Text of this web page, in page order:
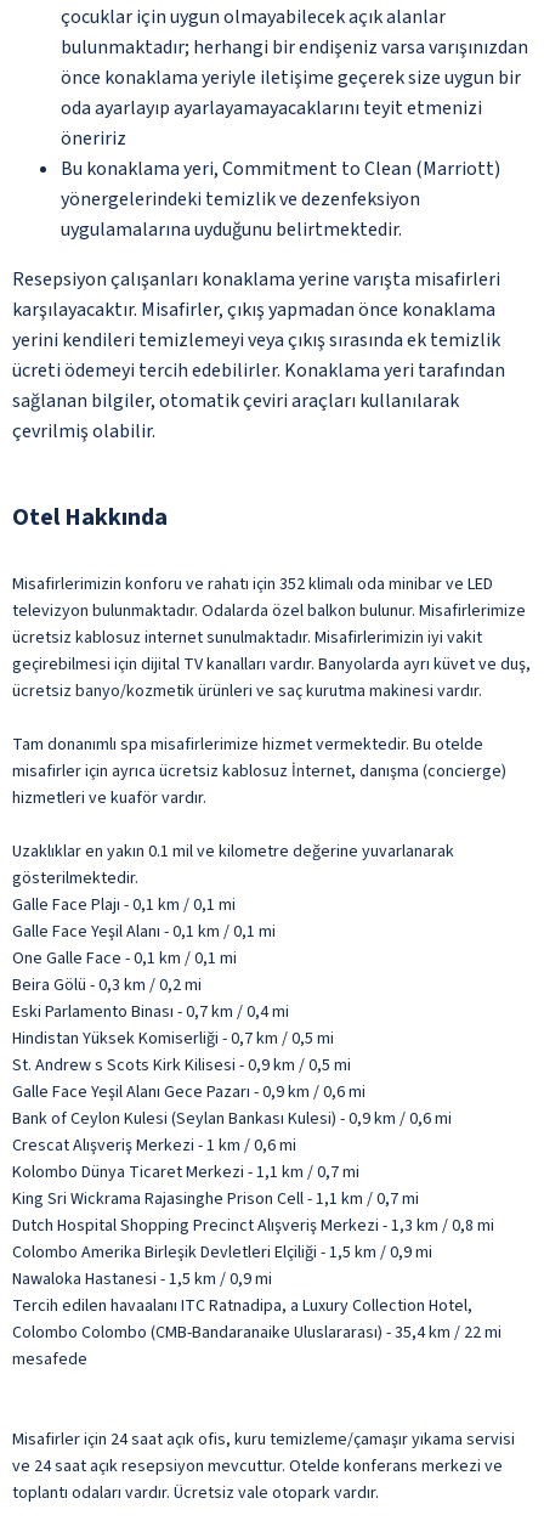
çocuklar için uygun olmayabilecek açık alanlar
bulunmaktadır; herhangi bir endişeniz varsa varışınızdan
önce konaklama yeriyle iletişime geçerek size uygun bir
oda ayarlayıp ayarlayamayacaklarını teyit etmenizi
öneririz
Bu konaklama yeri, Commitment to Clean (Marriott)
yönergelerindeki temizlik ve dezenfeksiyon
uygulamalarına uyduğunu belirtmektedir.
Resepsiyon çalışanları konaklama yerine varışta misafirleri
karşılayacaktır. Misafirler, çıkış yapmadan önce konaklama
yerini kendileri temizlemeyi veya çıkış sırasında ek temizlik
ücreti ödemeyi tercih edebilirler. Konaklama yeri tarafından
sağlanan bilgiler, otomatik çeviri araçları kullanılarak
çevrilmiş olabilir.
Otel Hakkında
Misafirlerimizin konforu ve rahatı için 352 klimalı oda minibar ve LED
televizyon bulunmaktadır. Odalarda özel balkon bulunur. Misafirlerimize
ücretsiz kablosuz internet sunulmaktadır. Misafirlerimizin iyi vakit
geçirebilmesi için dijital TV kanalları vardır. Banyolarda ayrı küvet ve duş,
ücretsiz banyo/kozmetik ürünleri ve saç kurutma makinesi vardır.
Tam donanımlı spa misafirlerimize hizmet vermektedir. Bu otelde
misafirler için ayrıca ücretsiz kablosuz İnternet, danışma (concierge)
hizmetleri ve kuaför vardır.
Uzaklıklar en yakın 0.1 mil ve kilometre değerine yuvarlanarak
gösterilmektedir.
Galle Face Plajı - 0,1 km / 0,1 mi
Galle Face Yeşil Alanı - 0,1 km / 0,1 mi
One Galle Face - 0,1 km / 0,1 mi
Beira Gölü - 0,3 km / 0,2 mi
Eski Parlamento Binası - 0,7 km / 0,4 mi
Hindistan Yüksek Komiserliği - 0,7 km / 0,5 mi
St. Andrew s Scots Kirk Kilisesi - 0,9 km / 0,5 mi
Galle Face Yeşil Alanı Gece Pazarı - 0,9 km / 0,6 mi
Bank of Ceylon Kulesi (Seylan Bankası Kulesi) - 0,9 km / 0,6 mi
Crescat Alışveriş Merkezi - 1 km / 0,6 mi
Kolombo Dünya Ticaret Merkezi - 1,1 km / 0,7 mi
King Sri Wickrama Rajasinghe Prison Cell - 1,1 km / 0,7 mi
Dutch Hospital Shopping Precinct Alışveriş Merkezi - 1,3 km / 0,8 mi
Colombo Amerika Birleşik Devletleri Elçiliği - 1,5 km / 0,9 mi
Nawaloka Hastanesi - 1,5 km / 0,9 mi
Tercih edilen havaalanı ITC Ratnadipa, a Luxury Collection Hotel,
Colombo Colombo (CMB-Bandaranaike Uluslararası) - 35,4 km / 22 mi
mesafede
Misafirler için 24 saat açık ofis, kuru temizleme/çamaşır yıkama servisi
ve 24 saat açık resepsiyon mevcuttur. Otelde konferans merkezi ve
toplantı odaları vardır. Ücretsiz vale otopark vardır.